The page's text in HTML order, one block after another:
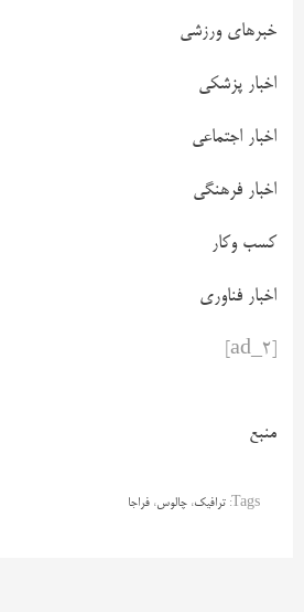
خبرهای ورزشی
اخبار پزشکی
اخبار اجتماعی
اخبار فرهنگی
کسب وکار
اخبار فناوری
منبع
Tags: ترافیک، چالوس، فراجا